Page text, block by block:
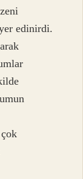
edinirdi.